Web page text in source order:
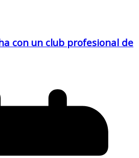
con un club profesional de